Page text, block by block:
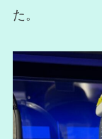
た。